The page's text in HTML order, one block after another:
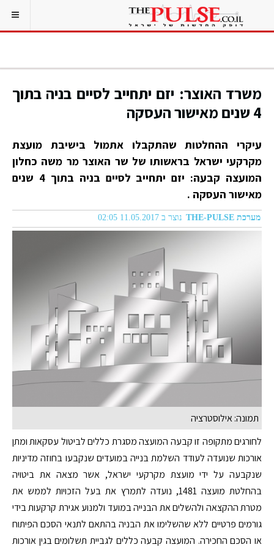
משרד האוצר: יזם יתחייב לסיים בניה בתוך
4 שנים מאישור העסקה
עיקרי ההחלטות שהתקבלו אתמול בישיבת מועצת
מקרקעי ישראל בראשותו של שר האוצר מר משה כחלון
המועצה קבעה: יזם יתחייב לסיים בניה בתוך 4 שנים
מאישור העסקה .
מערכת THE-PULSE נוצר ב 11.05.2017 02:05
תמונה: אילוסטרציה
לחורגים מתקופה זו קבעה המועצה מסגרת כללים לביטול עסקאות ומתן
אורכות שנועדה לעודד השלמת בנייה במועדים שנקבעו בחוזה מדיניות
שנקבעה על ידי מועצת מקרקעי ישראל, אשר מצאה את ביטויה
בהחלטת מועצה 1481, נועדה לתמרץ את בעל הזכויות לממש את
מטרת ההקצאה ולהשלים את הבנייה במועד ולמנוע אגירת קרקעות בידי
גורמים פרטיים ללא שהשלימו את הבניה בהתאם לתנאי הסכם הפיתוח
או הסכם החכירה. המועצה קבעה כללים לגביית תשלומים בגין אורכות